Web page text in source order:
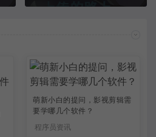
萌新小白的提问，影视剪辑需
要学哪几个软件？
程序员资讯